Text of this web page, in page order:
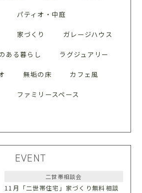
パティオ・中庭
家づくり ガレージハウス
ある暮らし ラグジュアリー
無垢の床 カフェ風
ファミリースペース
EVENT
二世帯相談会
11月「二世帯住宅」家づくり無料相談